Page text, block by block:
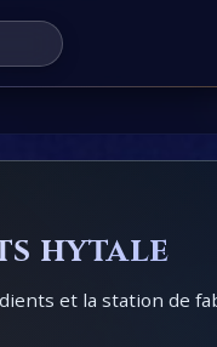
hytale
et la station de